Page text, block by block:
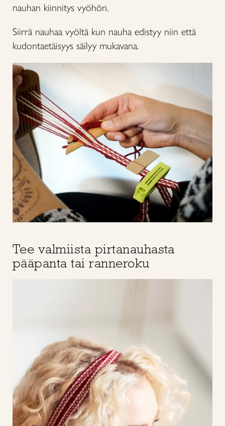
nauhan kiinnitys vyöhön.
Siirrä nauhaa vyöltä kun nauha edistyy niin että
kudontaetäisyys säilyy mukavana.
Tee valmiista pirtanauhasta
pääpanta tai ranneroku